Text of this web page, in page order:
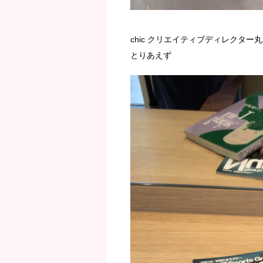
chic クリエイティブディレクター
とりあえず